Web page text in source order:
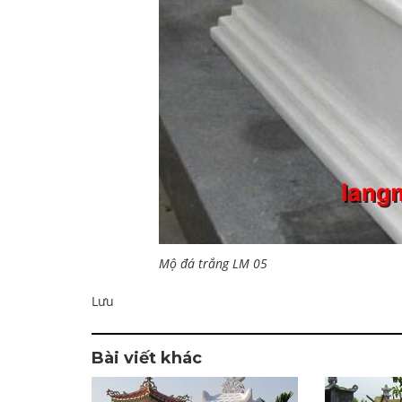
Mộ đá trắng LM 05
Lưu
Bài viết khác